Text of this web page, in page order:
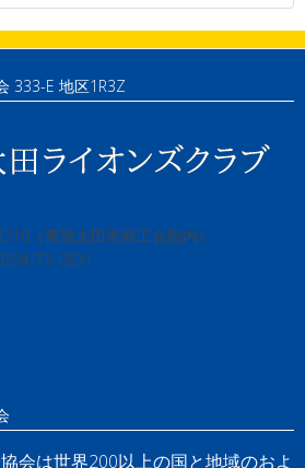
333-E 地区1R3Z
（常陸太田市商工会館内）
73-0831
会は世界200以上の国と地域のおよ